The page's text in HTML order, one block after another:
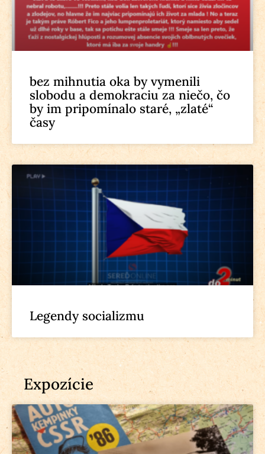
bez mihnutia oka by vymenili
slobodu a demokraciu za niečo, čo
by im pripomínalo staré, „zlaté“
časy
Legendy socializmu
Expozície